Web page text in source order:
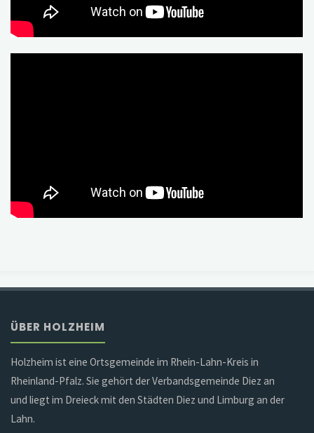
ÜBER HOLZHEIM
Holzheim ist eine Ortsgemeinde im Rhein-Lahn-Kreis in
Rheinland-Pfalz. Sie gehört der Verbandsgemeinde Diez an
und liegt im Dreieck mit den Städten Diez und Limburg an der
Lahn.